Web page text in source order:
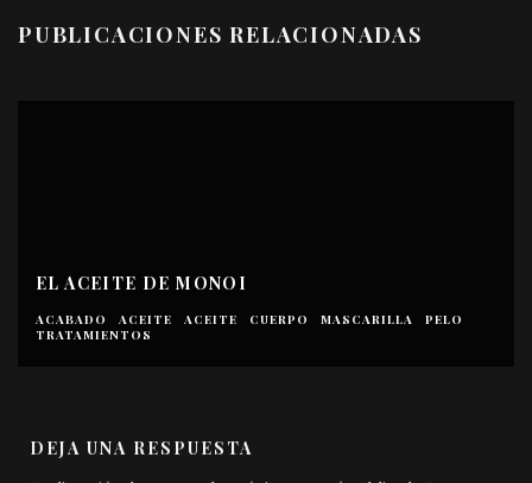
PUBLICACIONES RELACIONADAS
EL ACEITE DE MONOI
ACABADO ACEITE ACEITE CUERPO MASCARILLA
PELO
TRATAMIENTOS
DEJA UNA RESPUESTA